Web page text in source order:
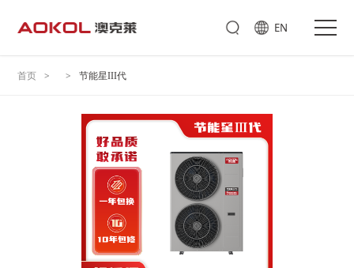
EN
首页 > > 节能星III代